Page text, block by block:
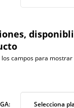
campos para
Selecciona